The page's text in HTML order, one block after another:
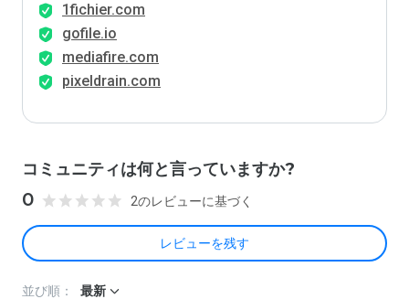
1fichier.com
gofile.io
mediafire.com
pixeldrain.com
コミュニティは何と言っていますか?
0 2のレビューに基づく
レビューを残す
並び順： 最新